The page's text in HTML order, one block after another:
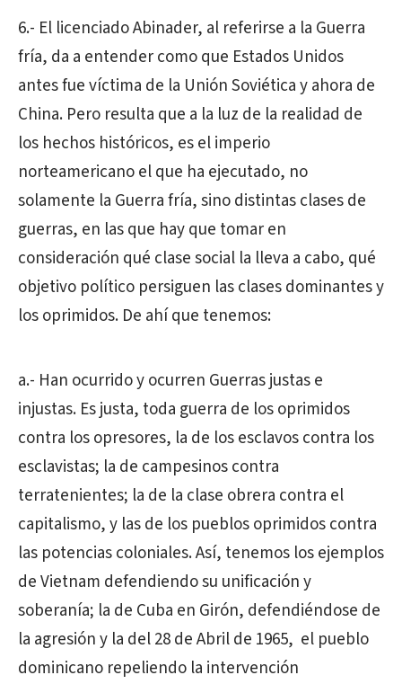
6.- El licenciado Abinader, al referirse a la Guerra
fría, da a entender como que Estados Unidos
antes fue víctima de la Unión Soviética y ahora de
China. Pero resulta que a la luz de la realidad de
los hechos históricos, es el imperio
norteamericano el que ha ejecutado, no
solamente la Guerra fría, sino distintas clases de
guerras, en las que hay que tomar en
consideración qué clase social la lleva a cabo, qué
objetivo político persiguen las clases dominantes y
los oprimidos. De ahí que tenemos:
a.- Han ocurrido y ocurren Guerras justas e
injustas. Es justa, toda guerra de los oprimidos
contra los opresores, la de los esclavos contra los
esclavistas; la de campesinos contra
terratenientes; la de la clase obrera contra el
capitalismo, y las de los pueblos oprimidos contra
las potencias coloniales. Así, tenemos los ejemplos
de Vietnam defendiendo su unificación y
soberanía; la de Cuba en Girón, defendiéndose de
la agresión y la del 28 de Abril de 1965, el pueblo
dominicano repeliendo la intervención